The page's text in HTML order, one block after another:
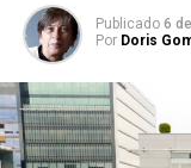
Publicado 6
Por Doris